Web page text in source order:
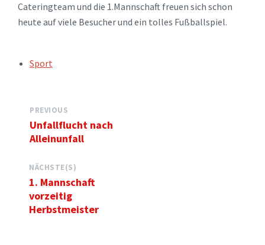
Cateringteam und die 1.Mannschaft freuen sich schon
heute auf viele Besucher und ein tolles Fußballspiel.
TAGS:Sport
PREVIOUS
Unfallflucht nach
Alleinunfall
NÄCHSTE(S)
1. Mannschaft
vorzeitig
Herbstmeister